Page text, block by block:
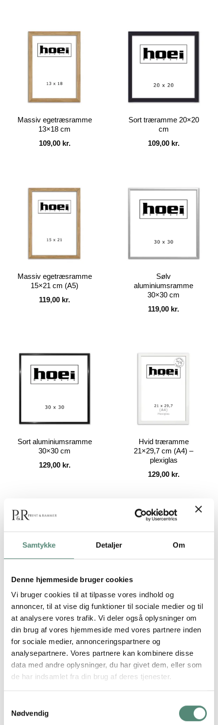
Samtykke Detaljer Om
Denne hjemmeside bruger cookies
Vi bruger cookies til at tilpasse vores indhold og
annoncer, til at vise dig funktioner til sociale medier og til
at analysere vores trafik. Vi deler også oplysninger om
din brug af vores hjemmeside med vores partnere inden
for sociale medier, annonceringspartnere og
analysepartnere. Vores partnere kan kombinere disse
data med andre oplysninger, du har givet dem, eller som
de har indsamlet fra din brug af deres tjenester.
Nødvendig
Massiv egetræsramme
13×18 cm
109,00 kr.
Sort træramme 20×20
cm
109,00 kr.
Massiv egetræsramme
15×21 cm (A5)
119,00 kr.
Sølv
aluminiumsramme
30×30 cm
119,00 kr.
Sort aluminiumsramme
30×30 cm
129,00 kr.
Hvid træramme
21×29,7 cm (A4) –
plexiglas
129,00 kr.
Sort træramme
21×29,7 cm (A4) –
plexiglas
129,00kr.
Massiv egetræsramme
18×24 cm
129,00kr.